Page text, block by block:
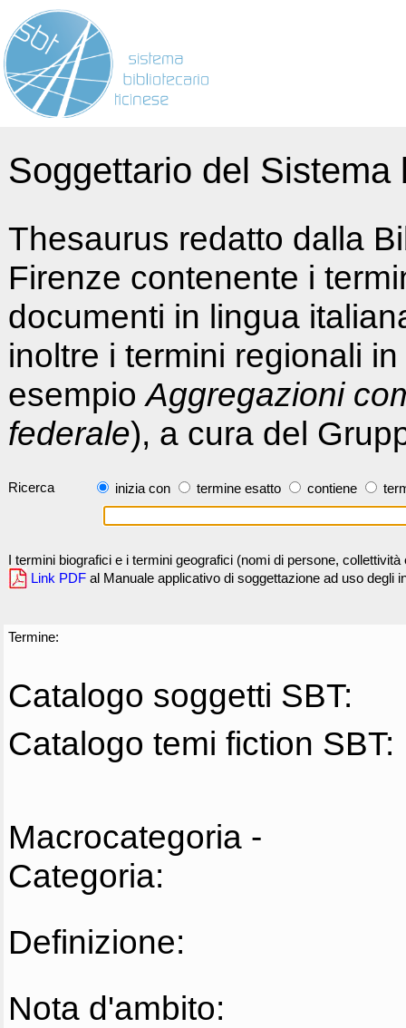
Soggettario del
Thesaurus redatto dalla
Firenze contenente i
documenti in lingua
inoltre i termini regionali
esempioAggregazioni
federale), a cura del
Ricerca inizia con termine esatto contiene
I termini biografici e i termini geografici (nomi di persone,
Link PDF al Manuale applicativo di soggettazione ad uso degli
Termine:
Catalogo soggetti SBT:
Catalogo temi fiction SBT:
Macrocategoria -
Categoria:
Definizione:
Nota d'ambito: